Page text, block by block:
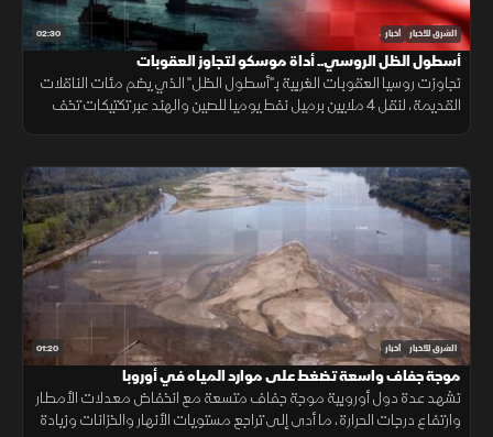
02:30 الشرق للأخبار أخبار
أسطول الظل الروسي.. أداة موسكو لتجاوز العقوبات
تجاوزت روسيا العقوبات الغربية بـ"أسطول الظل" الذي يضم مئات الناقلات
القديمة، لنقل 4 ملايين برميل نفط يوميا للصين والهند عبر تكتيكات تخف
01:20 الشرق للأخبار أخبار
موجة جفاف واسعة تضغط على موارد المياه في أوروبا
تشهد عدة دول أوروبية موجة جفاف متسعة مع انخفاض معدلات الأمطار
وارتفاع درجات الحرارة، ما أدى إلى تراجع مستويات الأنهار والخزانات وزيادة